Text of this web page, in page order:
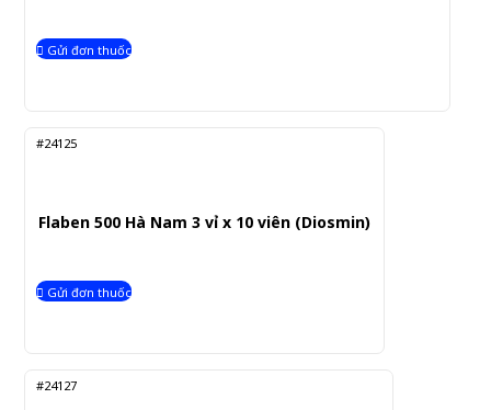
Gửi đơn thuốc
#24125
Flaben 500 Hà Nam 3 vỉ x 10 viên (Diosmin)
Gửi đơn thuốc
#24127